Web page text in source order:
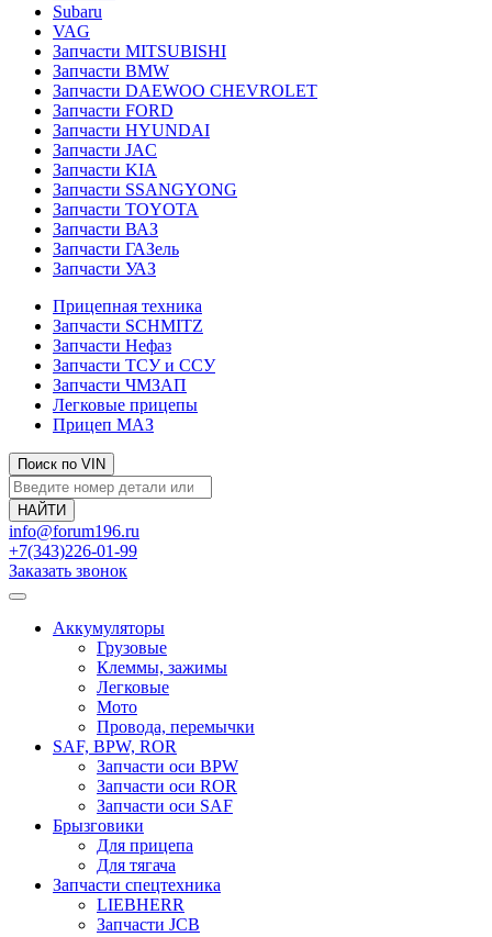
Subaru
VAG
Запчасти MITSUBISHI
Запчасти BMW
Запчасти DAEWOO CHEVROLET
Запчасти FORD
Запчасти HYUNDAI
Запчасти JAC
Запчасти KIA
Запчасти SSANGYONG
Запчасти TOYOTA
Запчасти ВАЗ
Запчасти ГАЗель
Запчасти УАЗ
Прицепная техника
Запчасти SCHMITZ
Запчасти Нефаз
Запчасти ТСУ и ССУ
Запчасти ЧМЗАП
Легковые прицепы
Прицеп МАЗ
Поиск по VIN
info@forum196.ru
+7(343)226-01-99
Заказать звонок
Аккумуляторы
Грузовые
Клеммы, зажимы
Легковые
Мото
Провода, перемычки
SAF, BPW, ROR
Запчасти оси BPW
Запчасти оси ROR
Запчасти оси SAF
Брызговики
Для прицепа
Для тягача
Запчасти спецтехника
LIEBHERR
Запчасти JCB